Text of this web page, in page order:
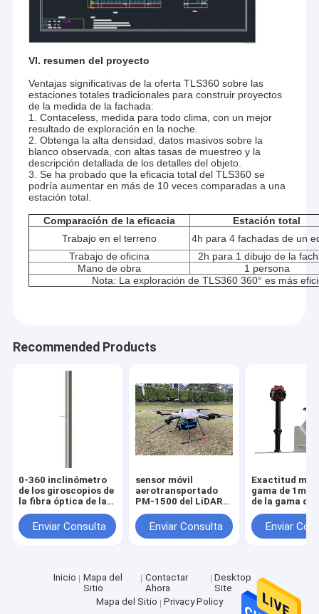
VI. resumen del proyecto
Ventajas significativas de la oferta TLS360 sobre las
estaciones totales tradicionales para construir proyectos
de la medida de la fachada:
1. Contaceless, medida para todo clima, con un mejor
resultado de exploración en la noche.
2. Obtenga la alta densidad, datos masivos sobre la
blanco observada, con altas tasas de muestreo y la
descripción detallada de los detalles del objeto.
3. Se ha probado que la eficacia total del TLS360 se
podría aumentar en más de 10 veces comparadas a una
estación total.
Comparación de la eficacia
Estación total
Trabajo en el terreno
4h para 4 fachadas de un
Trabajo de oficina
2h para 1 dibujo de la
Mano de obra
1 persona
Nota: La exploración de TLS360 360° es más
Recommended Products
0-360 inclinómetro
de los giroscopios de
la fibra óptica de la
punta de prueba de
la perforación de la
gama del acimut del
Enviar Consulta
sensor móvil
aerotransportado
PM-1500 del LiDAR
del sistema UAV del
LiDAR de la gama del
1500m
Enviar Consulta
Exactitud
gama de
de la gama del
equipo de
trazado del
HiScan-Z el
Enviar
Inicio
Mapa del
Sitio
Contactar
Ahora
Desktop
Site
Mapa del Sitio
Privacy Policy